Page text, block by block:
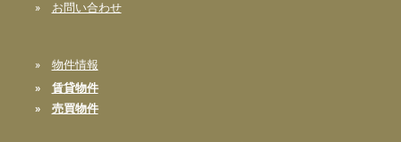
» お問い合わせ
» 物件情報
» 賃貸物件
» 売買物件